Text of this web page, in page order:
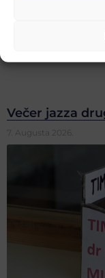
Večer jazza
7. Augusta 2026.